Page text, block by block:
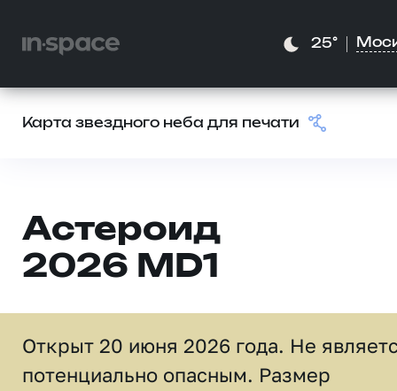
25°
Карта звездного неба для печати
Астероид
2026 MD1
Открыт 20 июня 2026 года. Не
потенциально опасным. Размер